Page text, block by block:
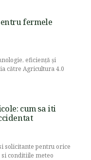
fermele
eficiență și
către Agricultura 4.0
cum sa iti
solicitante pentru orice
conditiile meteo